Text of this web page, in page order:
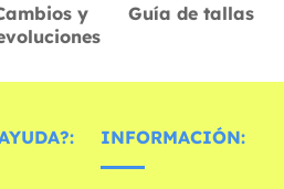
y
Guía de tallas
INFORMACIÓN: